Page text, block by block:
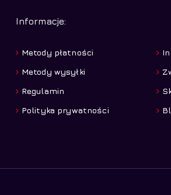
Informacje:
Metody płatności
Metody wysyłki
Regulamin
Polityka prywatności